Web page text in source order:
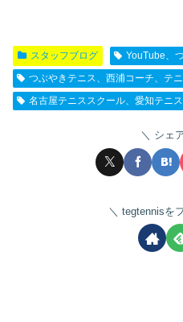
スタッフブログ
YouTube、
つぶやきテニス、西浦コーチ、テ
名古屋テニススクール、愛知テニ
シェ
tegtennisを